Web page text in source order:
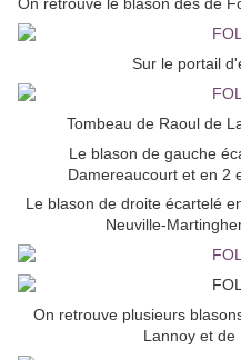
Sur le portail
Tombeau de Raoul de
Le blason de gauche
Damereaucourt et en 2
Le blason de droite écartelé
Neuville-
On retrouve plusieurs
Lannoy et de